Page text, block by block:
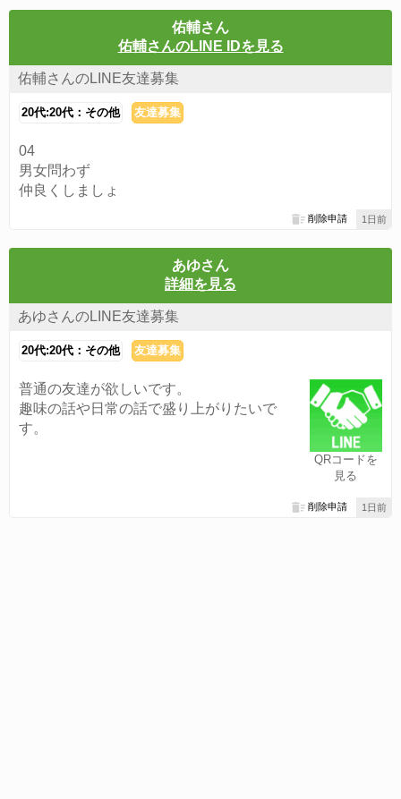
佑輔さん
佑輔さんのLINE IDを見る
佑輔さんのLINE友達募集
20代:20代：その他 友達募集
04
男女問わず
仲良くしましょ
1日前
削除申請
あゆさん
詳細を見る
あゆさんのLINE友達募集
20代:20代：その他 友達募集
QRコードを
見る
普通の友達が欲しいです。
趣味の話や日常の話で盛り上がりたいで
す。
1日前
削除申請